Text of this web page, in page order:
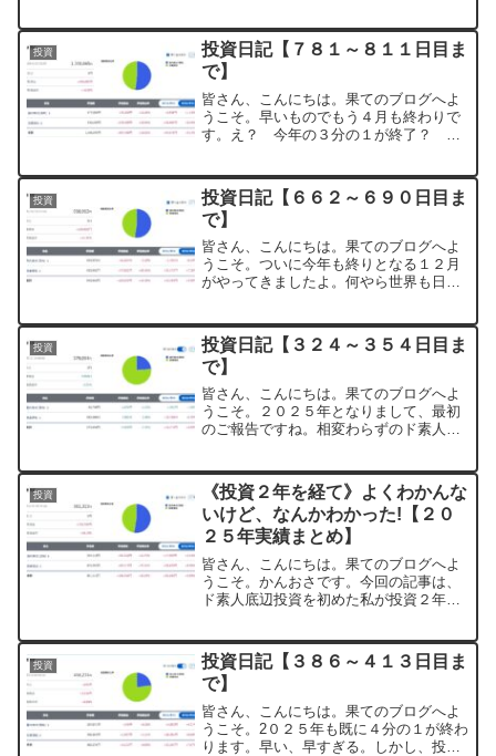
り始めてます。とか思ってたら、なんだ
か大変なことに？そんな感...
投資
投資日記【７８１～８１１日目ま
で】
皆さん、こんにちは。果てのブログへよ
うこそ。早いものでもう４月も終わりで
す。え？ 今年の３分の１が終了？ は
鈍くなってきた？やっと投資家の皆さん
も、トランプさんの破天荒...
投資
投資日記【６６２～６９０日目ま
で】
皆さん、こんにちは。果てのブログへよ
うこそ。ついに今年も終りとなる１２月
がやってきましたよ。何やら世界も日本
の締めくくり報告ですがやっていきまし
ょう。投資日記【６６２～...
投資
投資日記【３２４～３５４日目ま
で】
皆さん、こんにちは。果てのブログへよ
うこそ。２０２５年となりまして、最初
のご報告ですね。相変わらずのド素人運
さいね。投資日記【３２４～３５４日目
まで】２０２５年初めての報...
投資
《投資２年を経て》よくわかんな
いけど、なんかわかった!【２０
２５年実績まとめ】
皆さん、こんにちは。果てのブログへよ
うこそ。かんおさです。今回の記事は、
ド素人底辺投資を初めた私が投資２年を
年版の続きとなりますので、楽しんで下
さいね。【注意】本記事に...
投資
投資日記【３８６～４１３日目ま
で】
皆さん、こんにちは。果てのブログへよ
うこそ。2０２５年も既に４分の１が終わ
ります。早い、早すぎる。しかし、投資